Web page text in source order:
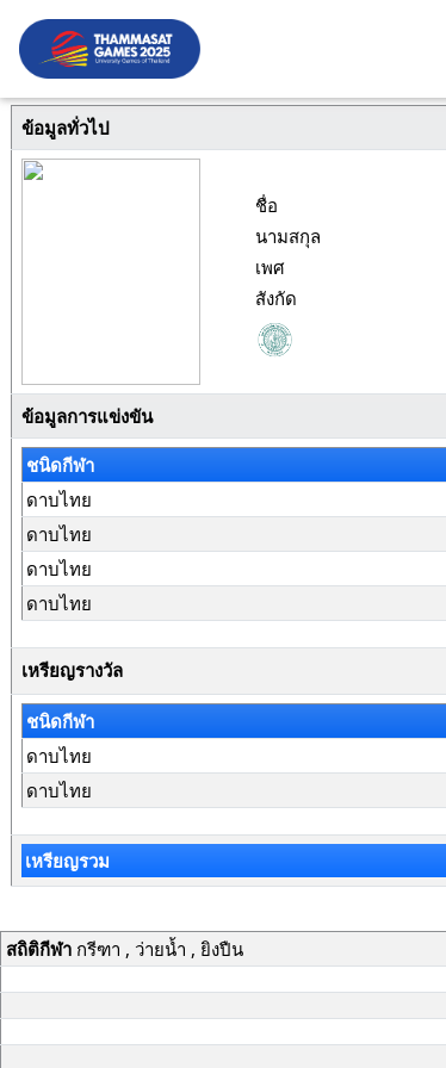
ข้อมูลทั่วไป
ชื่อ
นามสกุล
เพศ
สังกัด
ข้อมูลการแข่งขัน
ชนิดกีฬา
ดาบไทย
ดาบไทย
ดาบไทย
ดาบไทย
เหรียญรางวัล
ชนิดกีฬา
ดาบไทย
ดาบไทย
เหรียญรวม
สถิติกีฬากรีฑา , ว่ายน้ำ , ยิงปืน